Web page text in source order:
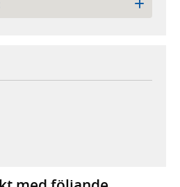
i ny flik, extern webbplats,
extern webbplats,
ny flik, extern webbplats,
e-postklient,